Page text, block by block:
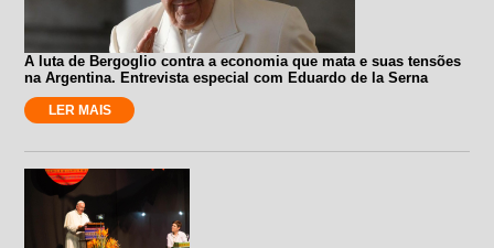
A luta de Bergoglio contra a economia que mata e suas tensões
na Argentina. Entrevista especial com Eduardo de la Serna
LER MAIS